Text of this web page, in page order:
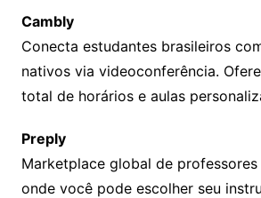
Cambly
Conecta estudantes brasileiros
nativos via videoconferência.
total de horários e aulas
Preply
Marketplace global de
onde você pode escolher seu